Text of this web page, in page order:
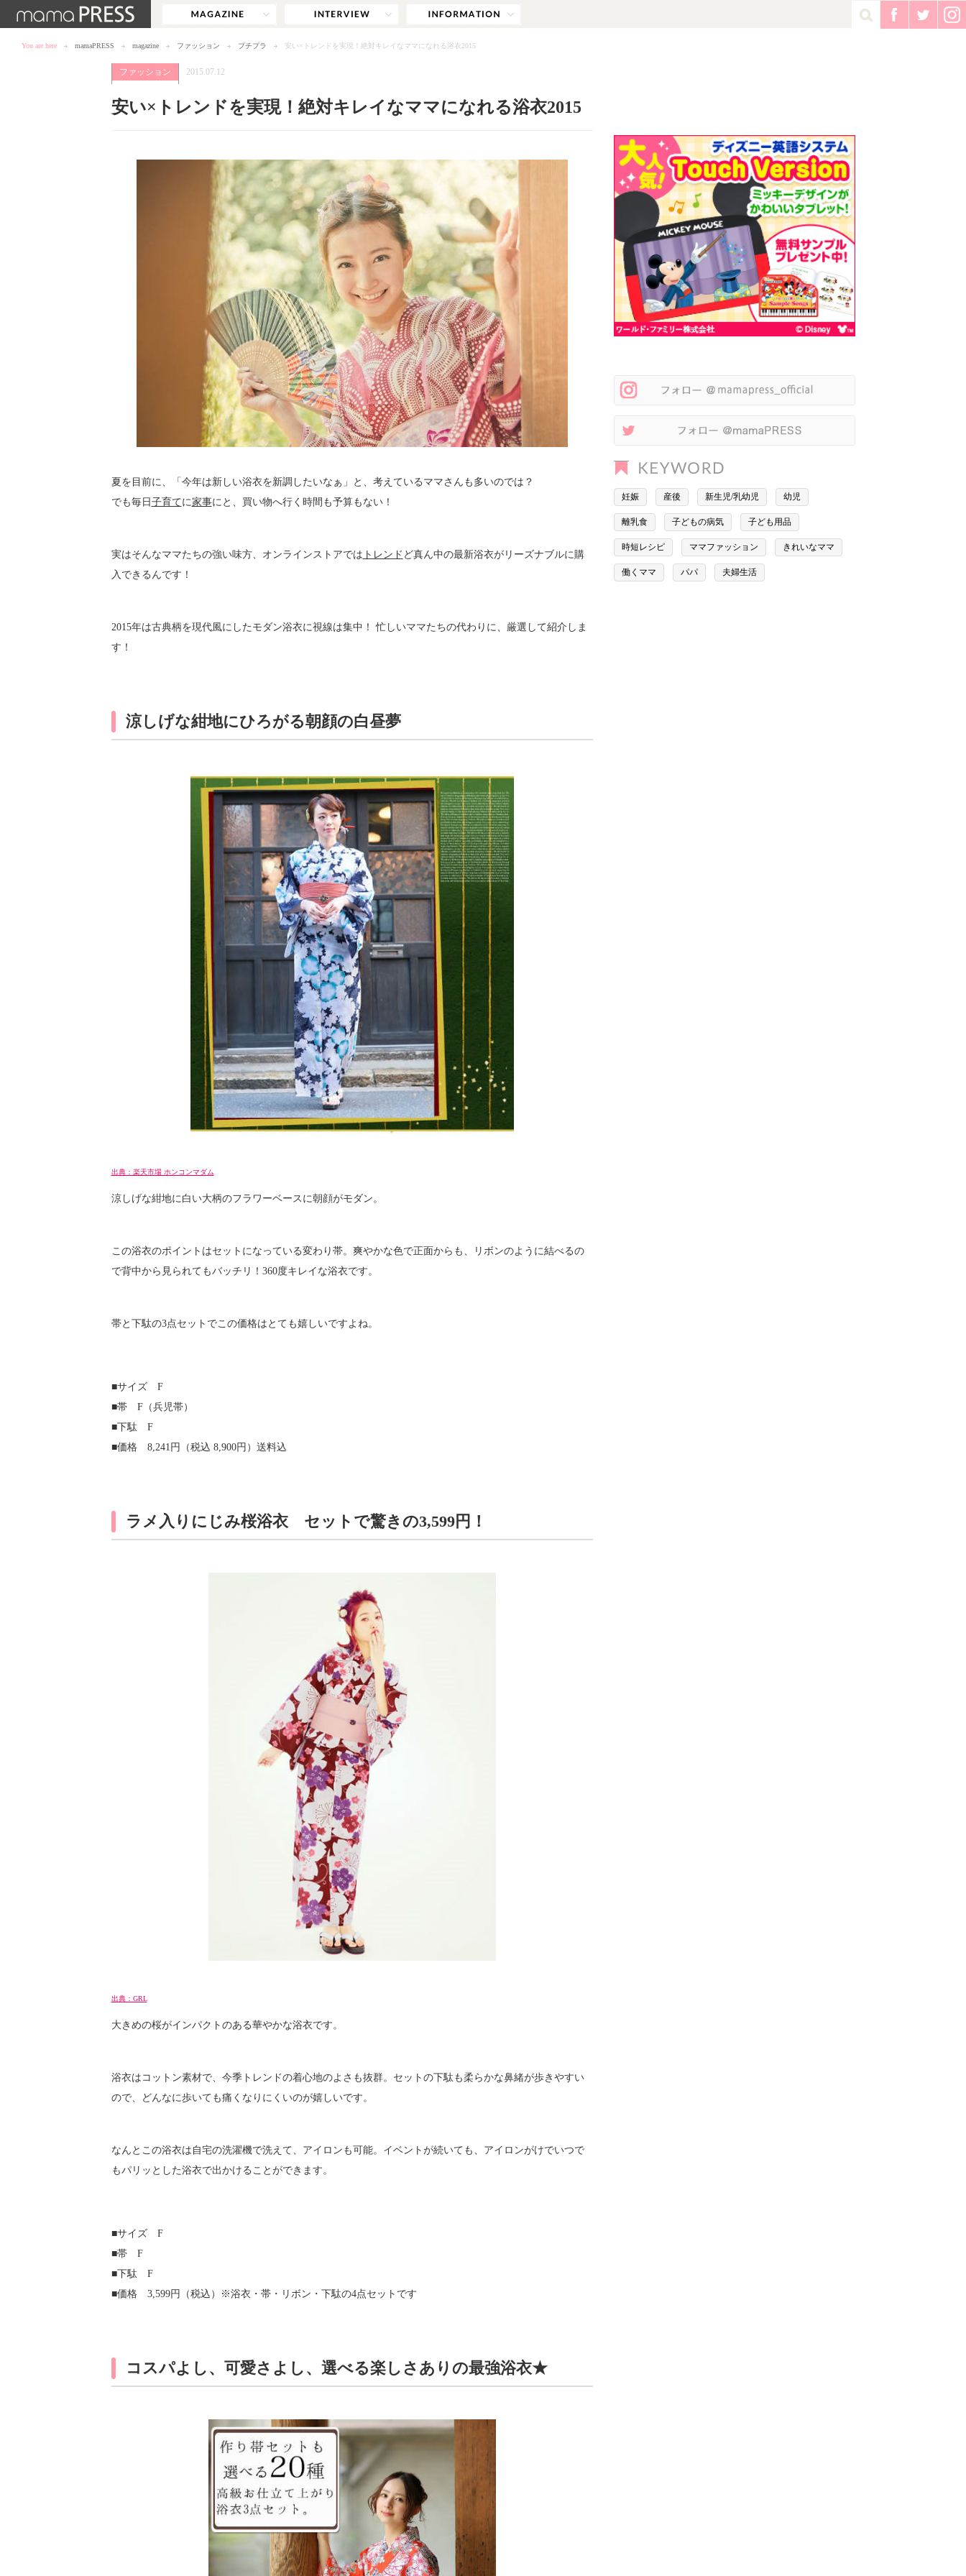
You are here mamaPRESS magazine ファッション プチプラ 安い×トレンドを実現！絶対キレイなママになれる浴衣2015
ファッション 2015.07.12
安い×トレンドを実現！絶対キレイなママになれる浴衣2015
夏を目前に、「今年は新しい浴衣を新調したいなぁ」と、考えているママさんも多いのでは？
でも毎日子育てに家事にと、買い物へ行く時間も予算もない！
実はそんなママたちの強い味方、オンラインストアでは トレンド ど真ん中の最新浴衣がリーズナブルに購
入できるんです！
2015年は古典柄を現代風にしたモダン浴衣に視線は集中！ 忙しいママたちの代わりに、厳選して紹介しま
す！
涼しげな紺地にひろがる朝顔の白昼夢
出典：楽天市場 ホンコンマダム
涼しげな紺地に白い大柄のフラワーベースに朝顔がモダン。
この浴衣のポイントはセットになっている変わり帯。爽やかな色で正面からも、リボンのように結べるの
で背中から見られてもバッチリ！360度キレイな浴衣です。
帯と下駄の3点セットでこの価格はとても嬉しいですよね。
■サイズ F
■帯 F（兵児帯）
■下駄 F
■価格 8,241円（税込 8,900円）送料込
ラメ入りにじみ桜浴衣 セットで驚きの3,599円！
出典：GRL
大きめの桜がインパクトのある華やかな浴衣です。
浴衣はコットン素材で、今季トレンドの着心地のよさも抜群。セットの下駄も柔らかな鼻緒が歩きやすい
ので、どんなに歩いても痛くなりにくいのが嬉しいです。
なんとこの浴衣は自宅の洗濯機で洗えて、アイロンも可能。イベントが続いても、アイロンがけでいつで
もパリッとした浴衣で出かけることができます。
■サイズ F
■帯 F
■下駄 F
■価格 3,599円（税込）※浴衣・帯・リボン・下駄の4点セットです
コスパよし、可愛さよし、選べる楽しさありの最強浴衣★
妊娠 産後 新生児/乳幼児 幼児
離乳食 子どもの病気 子ども用品
時短レシピ ママファッション きれいなママ
働くママ パパ 夫婦生活